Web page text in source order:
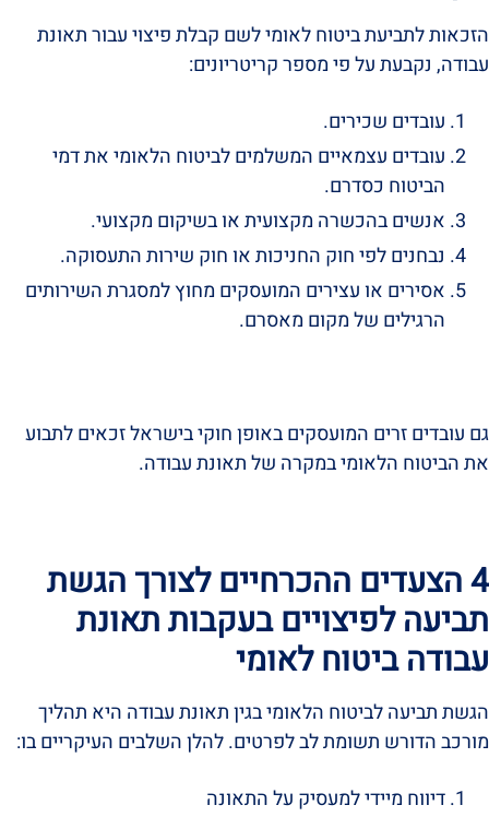
הזכאות לתביעת ביטוח לאומי לשם קבלת פיצוי עבור תאונת
עבודה, נקבעת על פי מספר קריטריונים:
עובדים שכירים.
עובדים עצמאיים המשלמים לביטוח הלאומי את דמי
הביטוח כסדרם.
אנשים בהכשרה מקצועית או בשיקום מקצועי.
נבחנים לפי חוק החניכות או חוק שירות התעסוקה.
אסירים או עצירים המועסקים מחוץ למסגרת השירותים
הרגילים של מקום מאסרם.
גם עובדים זרים המועסקים באופן חוקי בישראל זכאים לתבוע
את הביטוח הלאומי במקרה של תאונת עבודה.
4 הצעדים ההכרחיים לצורך הגשת
תביעה לפיצויים בעקבות תאונת
עבודה ביטוח לאומי
הגשת תביעה לביטוח הלאומי בגין תאונת עבודה היא תהליך
מורכב הדורש תשומת לב לפרטים. להלן השלבים העיקריים בו:
דיווח מיידי למעסיק על התאונה